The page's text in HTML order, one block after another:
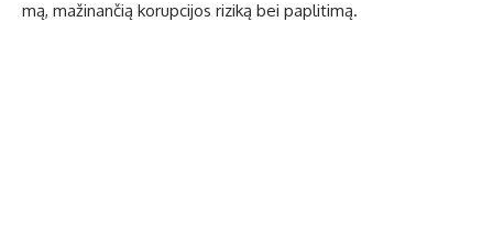
mą, ma­ži­nan­čią ko­rup­ci­jos ri­zi­ką bei pa­pli­ti­mą.